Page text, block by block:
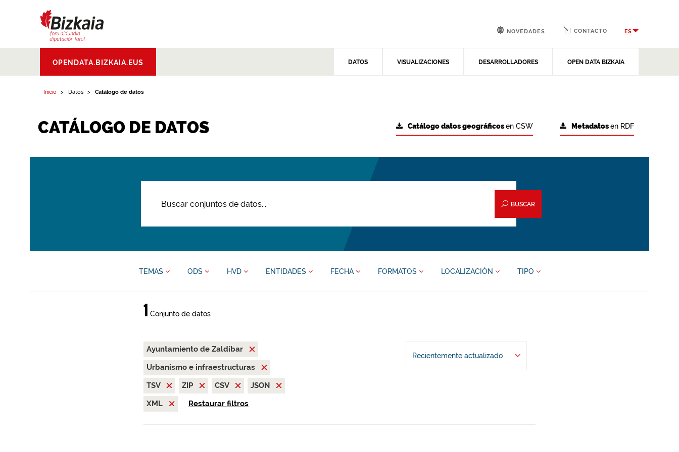
Aldundia.Diputacion
Foral de Bizkaia
OPENDATA.BIZKAIA.EUS DATOS VISUALIZACIONES DESARROLLADORES OPEN DATA BIZKAIA
NOVEDADES CONTACTO ES
Inicio Datos Catálogo de datos
CATÁLOGO DE DATOS Metadatosen RDF
Catálogo datos geográficosen CSW
BUSCAR
TEMAS ODS HVD ENTIDADES FECHA FORMATOS LOCALIZACIÓN TIPO
1 Conjunto de datos
Ayuntamiento de Zaldibar
Urbanismo e infraestructuras
TSV
ZIP CSV
JSON
XML
Restaurar filtros
Recientemente actualizado